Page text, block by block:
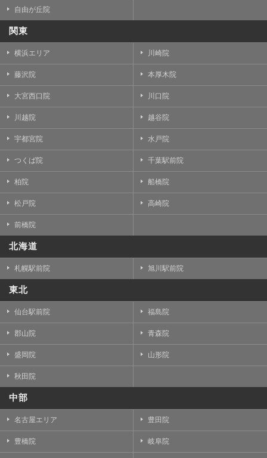
自由が丘院
関東
横浜エリア 川崎院
藤沢院 本厚木院
大宮西口院 川口院
川越院 越谷院
宇都宮院 水戸院
つくば院 千葉駅前院
柏院 船橋院
松戸院 高崎院
前橋院
北海道
札幌駅前院 旭川駅前院
東北
仙台駅前院 福島院
郡山院 青森院
盛岡院 山形院
秋田院
中部
名古屋エリア 豊田院
豊橋院 岐阜院